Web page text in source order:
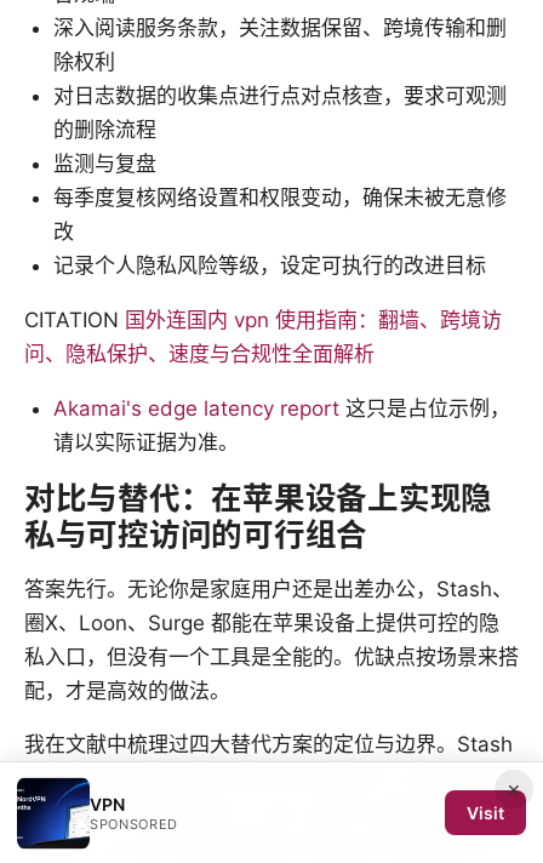
深入阅读服务条款，关注数据保留、跨境传输和删
除权利
对日志数据的收集点进行点对点核查，要求可观测
的删除流程
监测与复盘
每季度复核网络设置和权限变动，确保未被无意修
改
记录个人隐私风险等级，设定可执行的改进目标
CITATION 国外连国内 vpn 使用指南：翻墙、跨境访
问、隐私保护、速度与合规性全面解析
Akamai's edge latency report 这只是占位示例，
请以实际证据为准。
对比与替代：在苹果设备上实现隐
私与可控访问的可行组合
答案先行。无论你是家庭用户还是出差办公，Stash、
圈X、Loon、Surge 都能在苹果设备上提供可控的隐
私入口，但没有一个工具是全能的。优缺点按场景来搭
配，才是高效的做法。
我在文献中梳理过四大替代方案的定位与边界。Stash
常被视为节流型代理工具的“简化版替代”，圈X 则以规
则和分组的细粒度著称，Loon 以跨平台性能和节点覆
盖见长，Surge 提供更完整的代理生态与脚本能力。
×
VPN
SPONSORED
Visit